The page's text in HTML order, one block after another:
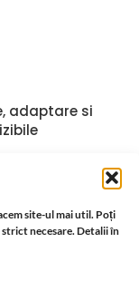
site-ul mai util. Poți
necesare. Detalii în
adaptare si
fara surub,